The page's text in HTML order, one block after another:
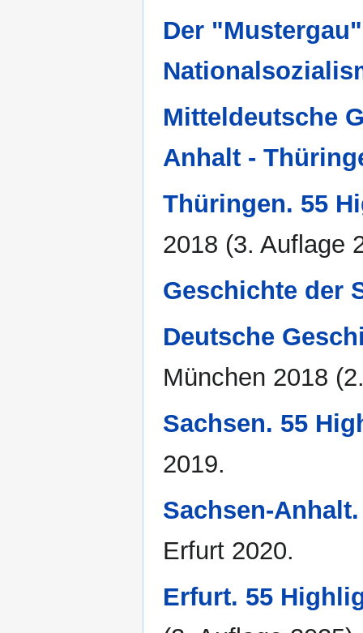
Der
Mitteldeutsche
Anhalt -
Thüringen. 55
2018 (3. Auflage
Geschichte der
Deutsche
München 2018
Sachsen. 55
2019.
Sachsen-
Erfurt 2020.
Erfurt. 55